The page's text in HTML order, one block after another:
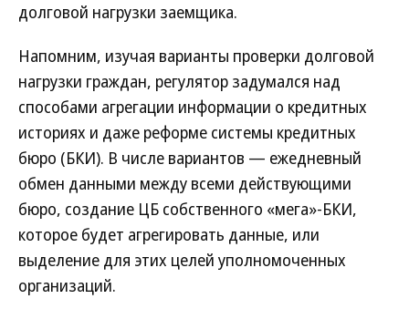
долговой нагрузки заемщика.
Напомним, изучая варианты проверки долговой
нагрузки граждан, регулятор задумался над
способами агрегации информации о кредитных
историях и даже реформе системы кредитных
бюро (БКИ). В числе вариантов — ежедневный
обмен данными между всеми действующими
бюро, создание ЦБ собственного «мега»-БКИ,
которое будет агрегировать данные, или
выделение для этих целей уполномоченных
организаций.